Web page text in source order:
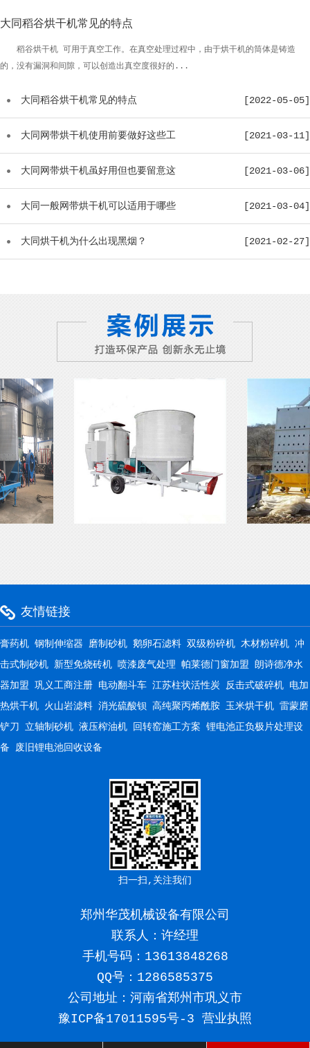
大同稻谷烘干机常见的特点
稻谷烘干机 可用于真空工作。在真空处理过程中，由于烘干机的筒体是铸造
的，没有漏洞和间隙，可以创造出真空度很好的...
大同稻谷烘干机常见的特点 [2022-05-05]
大同网带烘干机使用前要做好这些工
作...
[2021-03-11]
大同网带烘干机虽好用但也要留意这
些...
[2021-03-06]
大同一般网带烘干机可以适用于哪些
物...
[2021-03-04]
大同烘干机为什么出现黑烟？ [2021-02-27]
友情链接
膏药机 钢制伸缩器 磨制砂机 鹅卵石滤料 双级粉碎机 木材粉碎机 冲
击式制砂机 新型免烧砖机 喷漆废气处理 帕莱德门窗加盟
朗诗德净水
器加盟 巩义工商注册 电动翻斗车 江苏柱状活性炭 反击式破碎机 电加
热烘干机 火山岩滤料 消光硫酸钡 高纯聚丙烯酰胺 玉米烘干机 雷蒙磨
铲刀
立轴制砂机 液压榨油机 回转窑施工方案 锂电池正负极片处理设
备
废旧锂电池回收设备
扫一扫,关注我们
郑州华茂机械设备有限公司
联系人：许经理
手机号码： 13613848268
QQ号：1286585375
公司地址：河南省郑州市巩义市
豫ICP备17011595号-3 营业执照